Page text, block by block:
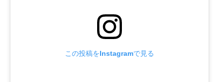
この投稿をInstagramで見る